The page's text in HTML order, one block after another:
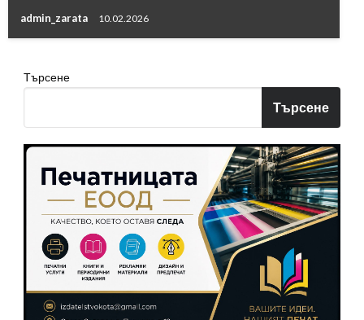
admin_zarata 10.02.2026
Търсене
Търсене